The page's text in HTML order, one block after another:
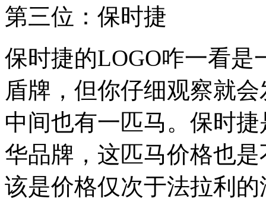
第三位：保时捷
保时捷的LOGO咋一看
盾牌，但你仔细观察就
中间也有一匹马。保时
华品牌，这匹马价格也
该是价格仅次于法拉利